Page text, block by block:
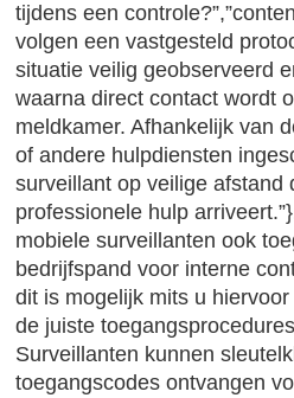
tijdens een
volgen een vastgesteld
situatie veilig geobserveerd
waarna direct contact wordt
meldkamer. Afhankelijk van
of andere hulpdiensten
surveillant op veilige afstand
professionele hulp
mobiele surveillanten ook
bedrijfspand voor interne
dit is mogelijk mits u
de juiste
Surveillanten kunnen
toegangscodes ontvangen